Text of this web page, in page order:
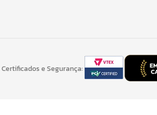
Certificados e Segurança: